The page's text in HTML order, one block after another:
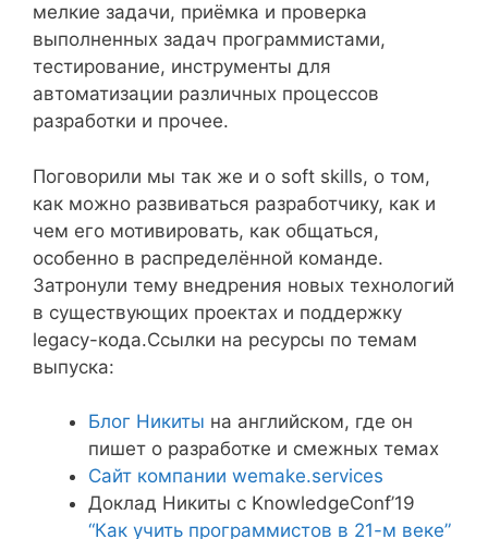
мелкие задачи, приёмка и проверка
выполненных задач программистами,
тестирование, инструменты для
автоматизации различных процессов
разработки и прочее.
Поговорили мы так же и о soft skills, о том,
как можно развиваться разработчику, как и
чем его мотивировать, как общаться,
особенно в распределённой команде.
Затронули тему внедрения новых технологий
в существующих проектах и поддержку
legacy-кода.Ссылки на ресурсы по темам
выпуска:
Блог Никиты на английском, где он
пишет о разработке и смежных темах
Сайт компании wemake.services
Доклад Никиты с KnowledgeConf’19
“Как учить программистов в 21-м веке”